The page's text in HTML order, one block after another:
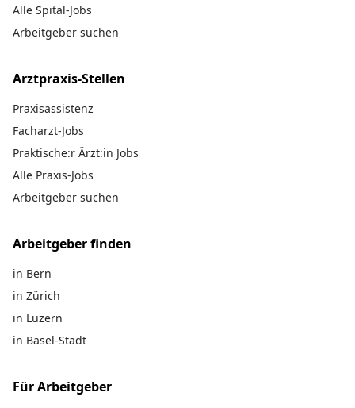
Alle Spital-Jobs
Arbeitgeber suchen
Arztpraxis-Stellen
Praxisassistenz
Facharzt-Jobs
Praktische:r Ärzt:in Jobs
Alle Praxis-Jobs
Arbeitgeber suchen
Arbeitgeber finden
in Bern
in Zürich
in Luzern
in Basel-Stadt
Für Arbeitgeber